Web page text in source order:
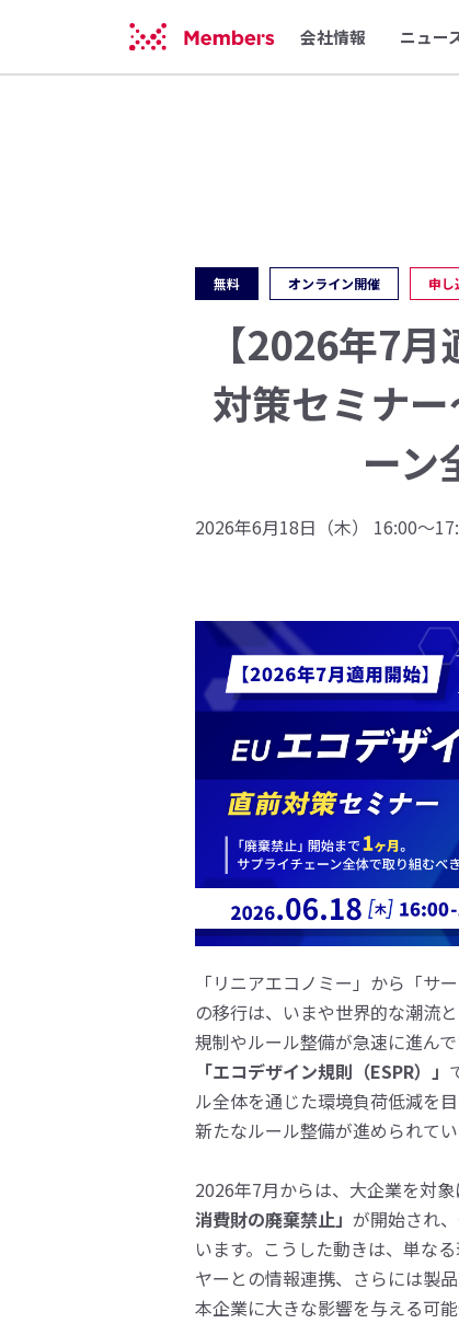
会社情報 ニュー
無料 オンライン開催 申し
【2026年7
対策セミナ
ーン
2026年6月18日（木） 16:00〜
「リニアエコノミー」から「サ
の移行は、いまや世界的な潮流
規制やルール整備が急速に進ん
「エコデザイン規則（ESPR）」
ル全体を通じた環境負荷低減を
新たなルール整備が進められてい
2026年7月からは、大企業を対
消費財の廃棄禁止」 が開始され
います。こうした動きは、単な
ヤーとの情報連携、さらには製
本企業に大きな影響を与える可能